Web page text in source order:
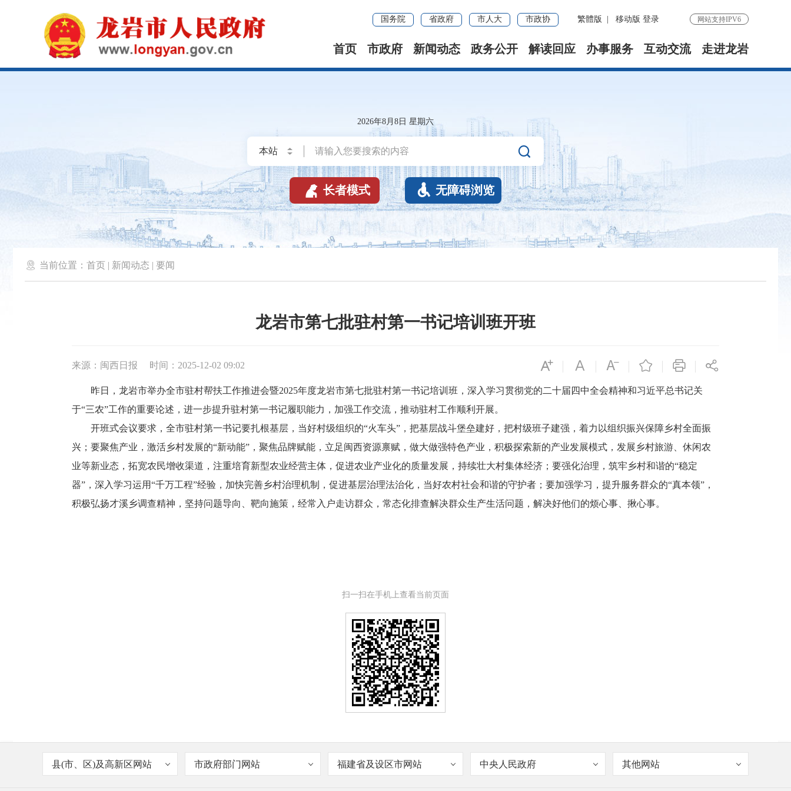
国务院 省政府 市人大 市政协 繁體版 移动版 登录 网站支持IPV6
首页 市政府 新闻动态 政务公开 解读回应 办事服务 互动交流 走进龙岩
2026年8月8日 星期六

 长者模式  无障碍浏览
 当前位置： 首页 | 新闻动态 | 要闻
龙岩市第七批驻村第一书记培训班开班
来源：闽西日报 时间：2025-12-02 09:02
昨日，龙岩市举办全市驻村帮扶工作推进会暨2025年度龙岩市第七批驻村第一书记培训班，深入学习贯彻党的二十届四中全会精神和习近平总书记关
于“三农”工作的重要论述，进一步提升驻村第一书记履职能力，加强工作交流，推动驻村工作顺利开展。
开班式会议要求，全市驻村第一书记要扎根基层，当好村级组织的“火车头”，把基层战斗堡垒建好，把村级班子建强，着力以组织振兴保障乡村全面振
兴；要聚焦产业，激活乡村发展的“新动能”，聚焦品牌赋能，立足闽西资源禀赋，做大做强特色产业，积极探索新的产业发展模式，发展乡村旅游、休闲农
业等新业态，拓宽农民增收渠道，注重培育新型农业经营主体，促进农业产业化的质量发展，持续壮大村集体经济；要强化治理，筑牢乡村和谐的“稳定
器”，深入学习运用“千万工程”经验，加快完善乡村治理机制，促进基层治理法治化，当好农村社会和谐的守护者；要加强学习，提升服务群众的“真本领”，
积极弘扬才溪乡调查精神，坚持问题导向、靶向施策，经常入户走访群众，常态化排查解决群众生产生活问题，解决好他们的烦心事、揪心事。
扫一扫在手机上查看当前页面
县(市、区)及高新区网站 市政府部门网站 福建省及设区市网站 中央人民政府 其他网站